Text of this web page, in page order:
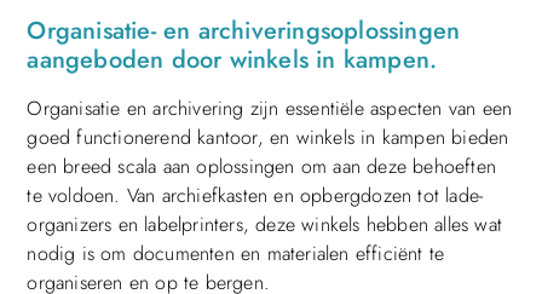
Organisatie- en archiveringsoplossingen
aangeboden door winkels in kampen.
Organisatie en archivering zijn essentiële aspecten van een
goed functionerend kantoor, en winkels in kampen bieden
een breed scala aan oplossingen om aan deze behoeften
te voldoen. Van archiefkasten en opbergdozen tot lade-
organizers en labelprinters, deze winkels hebben alles wat
nodig is om documenten en materialen efficiënt te
organiseren en op te bergen.